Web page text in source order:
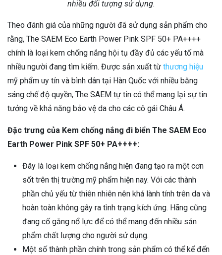
nhiều đối tượng sử dụng.
Theo đánh giá của những người đã sử dụng sản phẩm cho
rằng, The SAEM Eco Earth Power Pink SPF 50+ PA++++
chính là loại kem chống nắng hội tụ đầy đủ các yếu tố mà
nhiều người đang tìm kiếm. Được sản xuất từ thương hiệu
mỹ phẩm uy tín và bình dân tại Hàn Quốc với nhiều bằng
sáng chế độ quyền, The SAEM tự tin có thể mang lại sự tin
tưởng về khả năng bảo vệ da cho các cô gái Châu Á.
Đặc trưng của Kem chống nắng đi biển The SAEM Eco
Earth Power Pink SPF 50+ PA++++:
Đây là loại kem chống nắng hiện đang tạo ra một cơn
sốt trên thị trường mỹ phẩm hiện nay. Với các thành
phần chủ yếu từ thiên nhiên nên khá lành tính trên da và
hoàn toàn không gây ra tình trạng kích ứng. Hãng cũng
đang cố gắng nổ lực để có thể mang đến nhiều sản
phẩm chất lượng cho người sử dụng.
Một số thành phần chính trong sản phẩm có thể kể đến